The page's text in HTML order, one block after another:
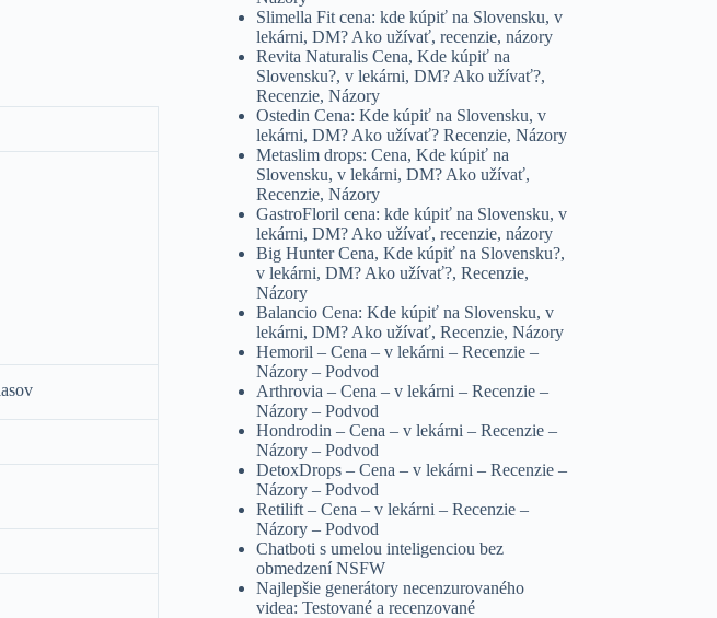
Slimella Fit cena: kde kúpiť na Slovensku, v
lekárni, DM? Ako užívať, recenzie, názory
Revita Naturalis Cena, Kde kúpiť na
Slovensku?, v lekárni, DM? Ako užívať?,
Recenzie, Názory
Ostedin Cena: Kde kúpiť na Slovensku, v
lekárni, DM? Ako užívať? Recenzie, Názory
Metaslim drops: Cena, Kde kúpiť na
Slovensku, v lekárni, DM? Ako užívať,
Recenzie, Názory
GastroFloril cena: kde kúpiť na Slovensku, v
lekárni, DM? Ako užívať, recenzie, názory
Big Hunter Cena, Kde kúpiť na Slovensku?,
v lekárni, DM? Ako užívať?, Recenzie,
Názory
Balancio Cena: Kde kúpiť na Slovensku, v
lekárni, DM? Ako užívať, Recenzie, Názory
Hemoril – Cena – v lekárni – Recenzie –
Názory – Podvod
Arthrovia – Cena – v lekárni – Recenzie –
Názory – Podvod
Hondrodin – Cena – v lekárni – Recenzie –
Názory – Podvod
DetoxDrops – Cena – v lekárni – Recenzie –
Názory – Podvod
Retilift – Cena – v lekárni – Recenzie –
Názory – Podvod
Chatboti s umelou inteligenciou bez
obmedzení NSFW
Najlepšie generátory necenzurovaného
videa: Testované a recenzované